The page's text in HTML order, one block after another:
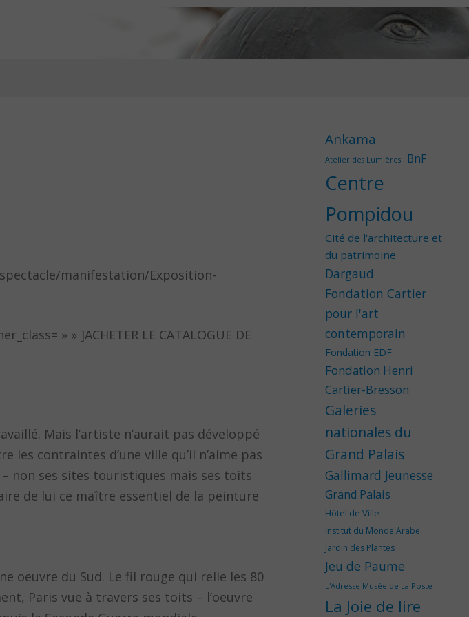
manifestation/Exposition-
» » ]ACHETER LE CATALOGUE DE
Mais l’artiste n’aurait pas développé
les contraintes d’une ville qu’il n’aime pas
non ses sites touristiques mais ses toits
de lui ce maître essentiel de la peinture
oeuvre du Sud. Le fil rouge qui relie les 80
Paris vue à travers ses toits – l’oeuvre
Ankama
Atelier des Lumières BnF
Centre
Pompidou
Cité de l'architecture et
du patrimoine
Dargaud
Fondation Cartier
pour l'art
contemporain
Fondation EDF
Fondation Henri
Cartier-Bresson
Galeries
nationales du
Grand Palais
Gallimard Jeunesse
Grand Palais
Hôtel de Ville
Institut du Monde Arabe
Jardin des Plantes
Jeu de Paume
L'Adresse Musée de La Poste
La Joie de lire